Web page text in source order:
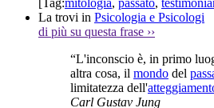
La trovi in Psicologia e Psicologi
di più su questa frase ››
“L'inconscio è, in primo
altra cosa, il mondo del
limitatezza dell'
Carl Gustav Jung